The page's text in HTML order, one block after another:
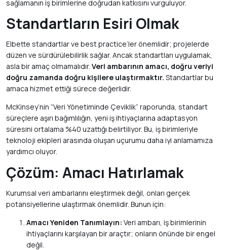
sağlamanın iş birimlerine doğrudan katkısını vurguluyor.
Standartların Esiri Olmak
Elbette standartlar ve best practice’ler önemlidir; projelerde
düzen ve sürdürülebilirlik sağlar. Ancak standartları uygulamak,
asla bir amaç olmamalıdır. Veri ambarının amacı, doğru veriyi
doğru zamanda doğru kişilere ulaştırmaktır. Standartlar bu
amaca hizmet ettiği sürece değerlidir.
McKinsey’nin “Veri Yönetiminde Çeviklik” raporunda, standart
süreçlere aşırı bağımlılığın, yeni iş ihtiyaçlarına adaptasyon
süresini ortalama %40 uzattığı belirtiliyor. Bu, iş birimleriyle
teknoloji ekipleri arasında oluşan uçurumu daha iyi anlamamıza
yardımcı oluyor.
Çözüm: Amacı Hatırlamak
Kurumsal veri ambarlarını eleştirmek değil, onları gerçek
potansiyellerine ulaştırmak önemlidir. Bunun için:
Amacı Yeniden Tanımlayın: Veri ambarı, iş birimlerinin
ihtiyaçlarını karşılayan bir araçtır; onların önünde bir engel
değil.